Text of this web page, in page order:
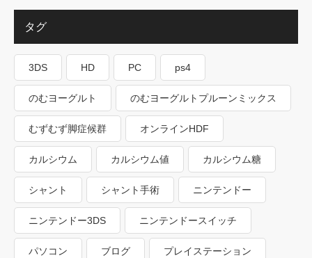
タグ
3DS HD PC ps4
のむヨーグルト のむヨーグルトプルーンミックス
むずむず脚症候群 オンラインHDF
カルシウム カルシウム値 カルシウム糖
シャント シャント手術 ニンテンドー
ニンテンドー3DS ニンテンドースイッチ
パソコン ブログ プレイステーション